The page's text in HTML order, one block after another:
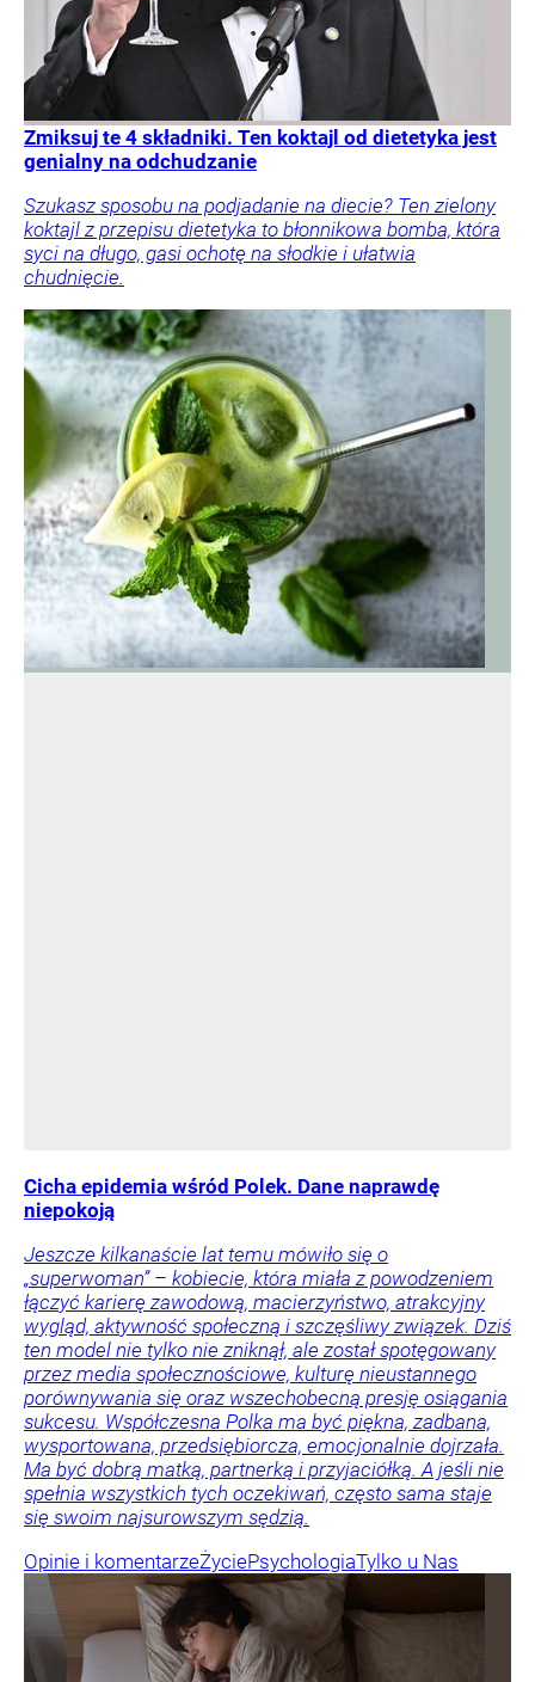
Zmiksuj te 4 składniki. Ten koktajl od dietetyka jest
genialny na odchudzanie
Szukasz sposobu na podjadanie na diecie? Ten zielony
koktajl z przepisu dietetyka to błonnikowa bomba, która
syci na długo, gasi ochotę na słodkie i ułatwia
chudnięcie.
Cicha epidemia wśród Polek. Dane naprawdę
niepokoją
Jeszcze kilkanaście lat temu mówiło się o
„superwoman” – kobiecie, która miała z powodzeniem
łączyć karierę zawodową, macierzyństwo, atrakcyjny
wygląd, aktywność społeczną i szczęśliwy związek. Dziś
ten model nie tylko nie zniknął, ale został spotęgowany
przez media społecznościowe, kulturę nieustannego
porównywania się oraz wszechobecną presję osiągania
sukcesu. Współczesna Polka ma być piękna, zadbana,
wysportowana, przedsiębiorcza, emocjonalnie dojrzała.
Ma być dobrą matką, partnerką i przyjaciółką. A jeśli nie
spełnia wszystkich tych oczekiwań, często sama staje
się swoim najsurowszym sędzią.
Opinie i komentarzeŻyciePsychologiaTylko u Nas